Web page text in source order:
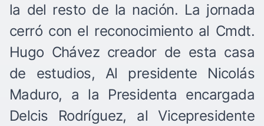
la del resto de la nación. La jornada
cerró con el reconocimiento al Cmdt.
Hugo Chávez creador de esta casa
de estudios, Al presidente Nicolás
Maduro, a la Presidenta encargada
Delcis Rodríguez, al Vicepresidente